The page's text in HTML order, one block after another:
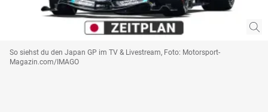
So siehst du den Japan GP im TV & Livestream, Foto: Motorsport-
Magazin.com/IMAGO